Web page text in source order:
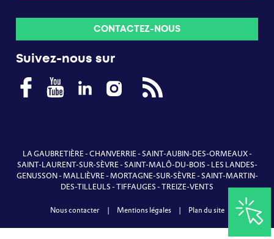
CONTACTEZ-NOUS
Suivez-nous sur
LA GAUBRETIÈRE-CHANVERRIE-SAINT-AUBIN-DES-ORMEAUX-
SAINT-LAURENT-SUR-SÈVRE-SAINT-MALÔ-DU-BOIS-LES LANDES-
GENUSSON-MALLIÈVRE-MORTAGNE-SUR-SÈVRE-SAINT-MARTIN-
DES-TILLEULS-TIFFAUGES-TREIZE-VENTS
Nous contacter | Mentions légales | Plan du site